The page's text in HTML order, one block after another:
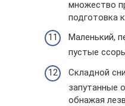
множество
подготовка
Маленький,
пустые
Складной
запутанные
обнажая